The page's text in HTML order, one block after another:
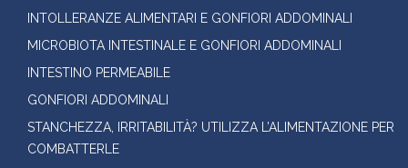
INTOLLERANZE ALIMENTARI E GONFIORI ADDOMINALI
MICROBIOTA INTESTINALE E GONFIORI ADDOMINALI
INTESTINO PERMEABILE
GONFIORI ADDOMINALI
STANCHEZZA, IRRITABILITÀ? UTILIZZA L’ALIMENTAZIONE PER
COMBATTERLE